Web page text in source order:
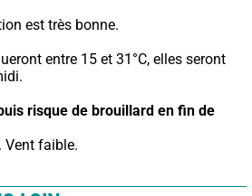
est très bonne.
entre 15 et 31°C, elles seront
risque de brouillard en fin de
Vent faible.